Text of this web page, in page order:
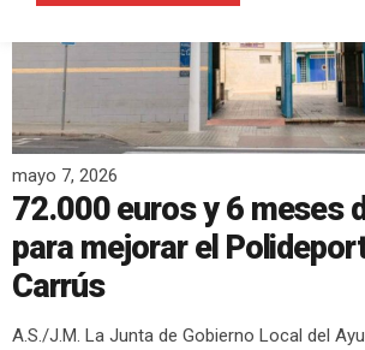
mayo 7, 2026
72.000 euros y 6 meses
para mejorar el
Carrús
A.S./J.M. La Junta de Gobierno Local del